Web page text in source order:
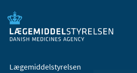
Lægemiddelstyrelsen